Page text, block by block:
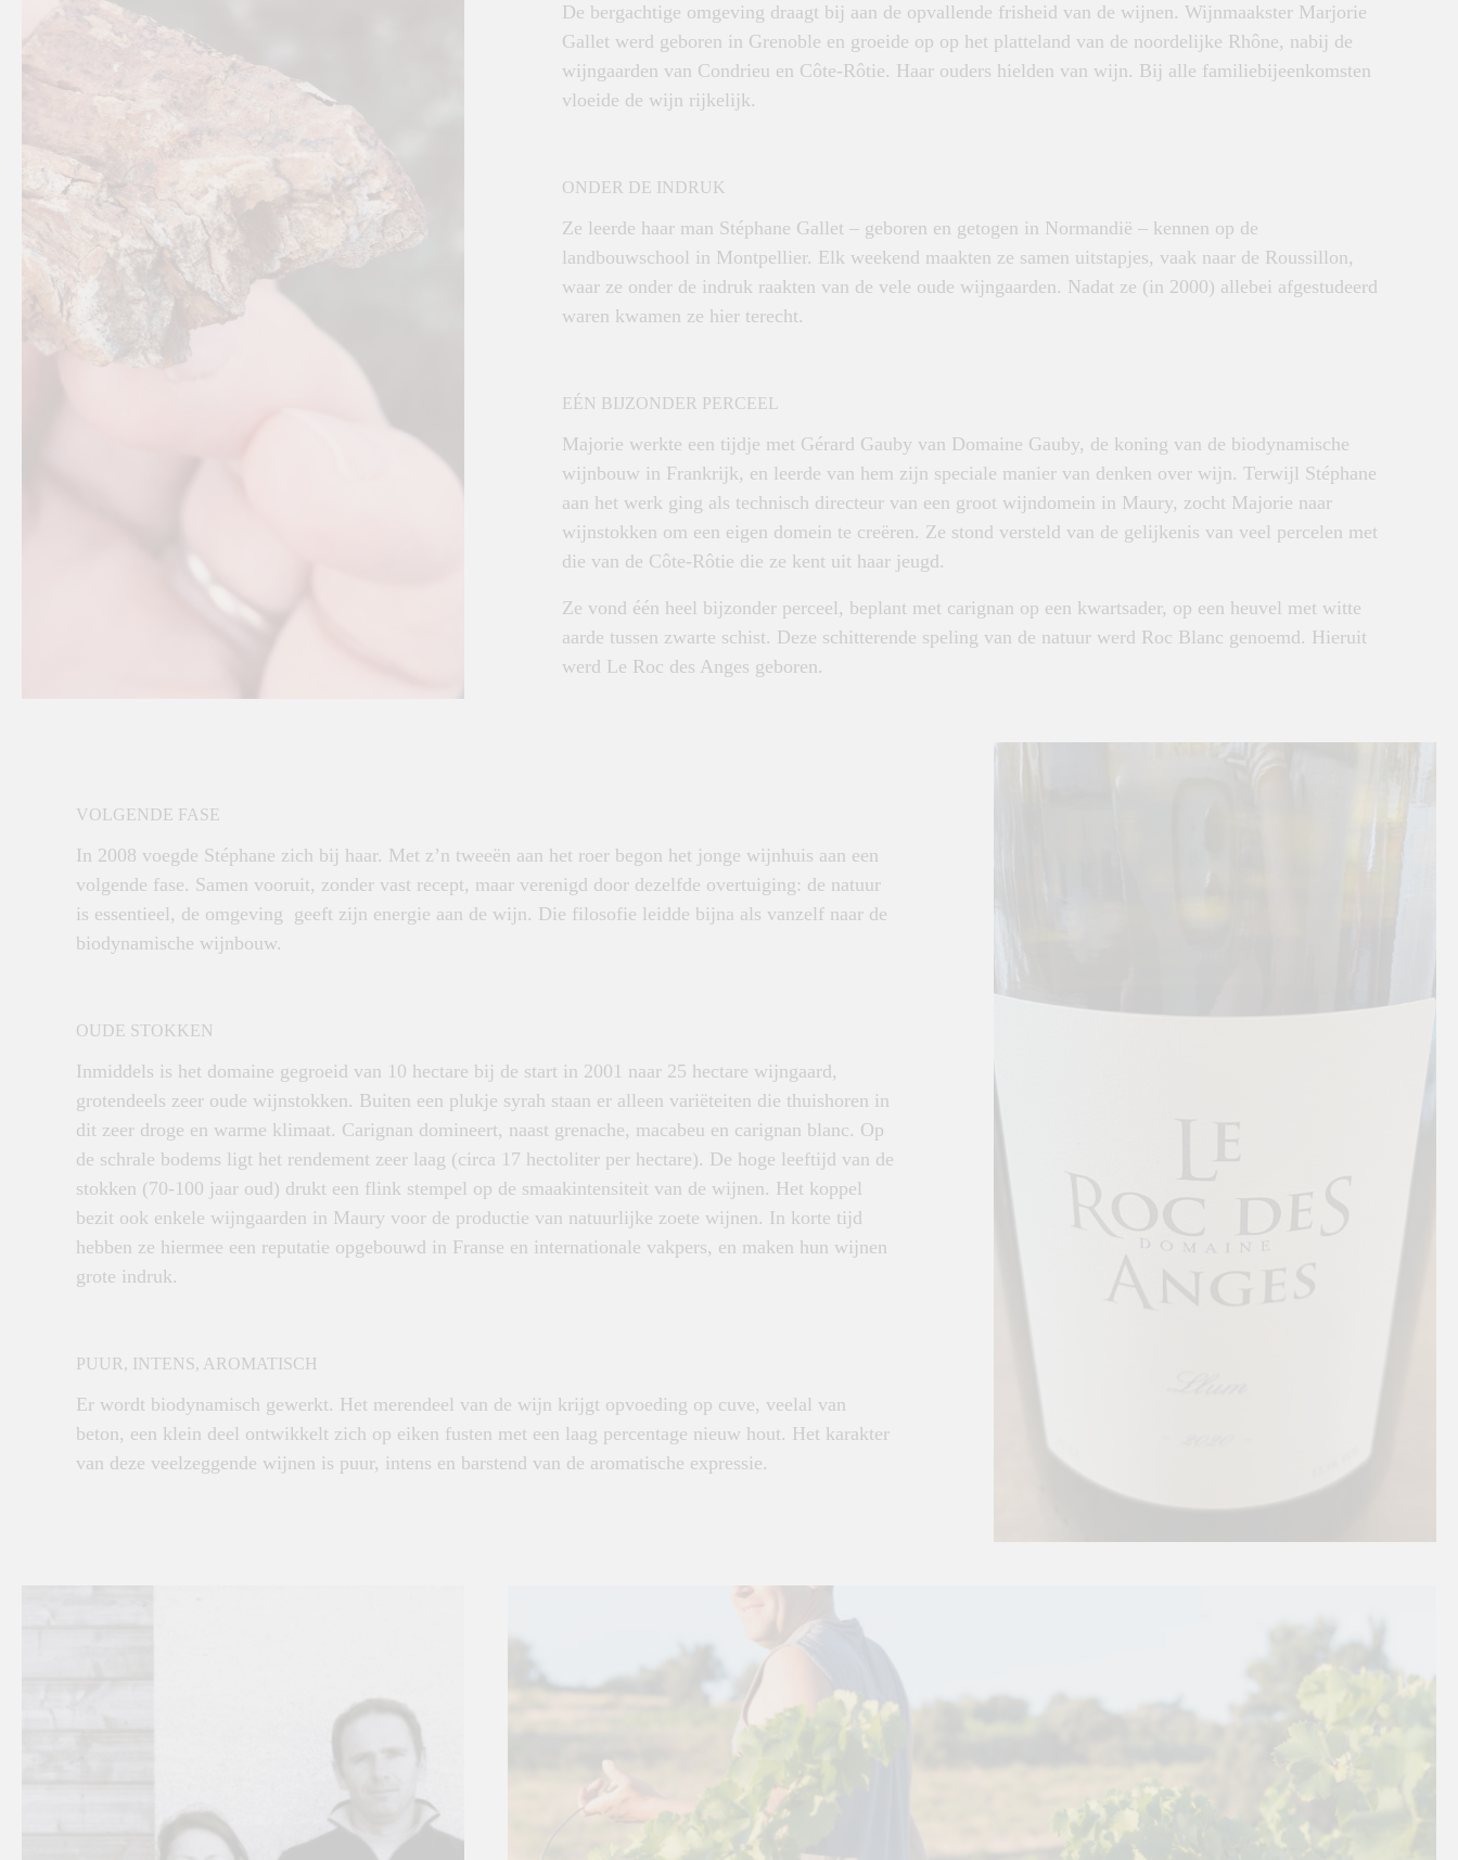
De bergachtige omgeving draagt bij aan de opvallende frisheid van de wijnen. Wijnmaakster Marjorie
Gallet werd geboren in Grenoble en groeide op op het platteland van de noordelijke Rhône, nabij de
wijngaarden van Condrieu en Côte-Rôtie. Haar ouders hielden van wijn. Bij alle familiebijeenkomsten
vloeide de wijn rijkelijk.
ONDER DE INDRUK
Ze leerde haar man Stéphane Gallet – geboren en getogen in Normandië – kennen op de
landbouwschool in Montpellier. Elk weekend maakten ze samen uitstapjes, vaak naar de Roussillon,
waar ze onder de indruk raakten van de vele oude wijngaarden. Nadat ze (in 2000) allebei afgestudeerd
waren kwamen ze hier terecht.
EÉN BIJZONDER PERCEEL
Majorie werkte een tijdje met Gérard Gauby van Domaine Gauby, de koning van de biodynamische
wijnbouw in Frankrijk, en leerde van hem zijn speciale manier van denken over wijn. Terwijl Stéphane
aan het werk ging als technisch directeur van een groot wijndomein in Maury, zocht Majorie naar
wijnstokken om een eigen domein te creëren. Ze stond versteld van de gelijkenis van veel percelen met
die van de Côte-Rôtie die ze kent uit haar jeugd.
Ze vond één heel bijzonder perceel, beplant met carignan op een kwartsader, op een heuvel met witte
aarde tussen zwarte schist. Deze schitterende speling van de natuur werd Roc Blanc genoemd. Hieruit
werd Le Roc des Anges geboren.
VOLGENDE FASE
In 2008 voegde Stéphane zich bij haar. Met z’n tweeën aan het roer begon het jonge wijnhuis aan een
volgende fase. Samen vooruit, zonder vast recept, maar verenigd door dezelfde overtuiging: de natuur
is essentieel, de omgeving geeft zijn energie aan de wijn. Die filosofie leidde bijna als vanzelf naar de
biodynamische wijnbouw.
OUDE STOKKEN
Inmiddels is het domaine gegroeid van 10 hectare bij de start in 2001 naar 25 hectare wijngaard,
grotendeels zeer oude wijnstokken. Buiten een plukje syrah staan er alleen variëteiten die thuishoren in
dit zeer droge en warme klimaat. Carignan domineert, naast grenache, macabeu en carignan blanc. Op
de schrale bodems ligt het rendement zeer laag (circa 17 hectoliter per hectare). De hoge leeftijd van de
stokken (70-100 jaar oud) drukt een flink stempel op de smaakintensiteit van de wijnen. Het koppel
bezit ook enkele wijngaarden in Maury voor de productie van natuurlijke zoete wijnen. In korte tijd
hebben ze hiermee een reputatie opgebouwd in Franse en internationale vakpers, en maken hun wijnen
grote indruk.
PUUR, INTENS, AROMATISCH
Er wordt biodynamisch gewerkt. Het merendeel van de wijn krijgt opvoeding op cuve, veelal van
beton, een klein deel ontwikkelt zich op eiken fusten met een laag percentage nieuw hout. Het karakter
van deze veelzeggende wijnen is puur, intens en barstend van de aromatische expressie.